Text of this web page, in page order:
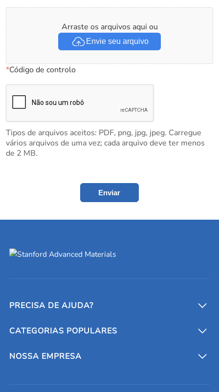
Arraste os arquivos aqui ou
Envie seu arquivo
*Código de controlo
Tipos de arquivos aceitos: PDF, png, jpg, jpeg. Carregue
vários arquivos de uma vez; cada arquivo deve ter menos
de 2 MB.
Enviar
PRECISA DE AJUDA?
Conversores e calculadoras
Entre em contato conosco
CATEGORIAS POPULARES
Metais refratários
NOSSA EMPRESA